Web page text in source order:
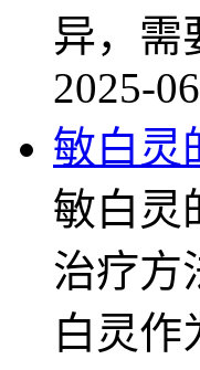
异，需
2025-
敏白灵
敏白灵
治疗方
白灵作